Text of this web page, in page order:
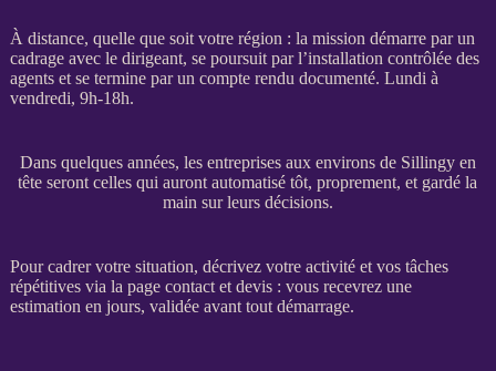
À distance, quelle que soit votre région : la mission démarre par un
cadrageavec le dirigeant, se poursuit par l’installation contrôlée des
agentset se termine par un compte rendu documenté. Lundi à
vendredi, 9h-18h.
Dans quelques années, les entreprises aux environs de Sillingy en
tête seront celles qui auront automatisé tôt, proprement, et gardé la
main sur leurs décisions.
Pourcadrervotre situation, décrivez votre activité et vos tâches
répétitives via la page contact et devis: vous recevrez une
estimation en jours, validée avant tout démarrage.